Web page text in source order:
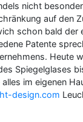
nicht
auf den
schon bald der
Patente
Heute
Spiegelglases
im eigenen
design.com